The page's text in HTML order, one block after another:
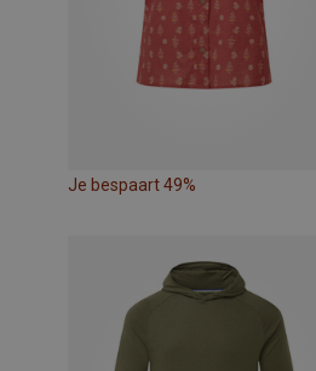
Je bespaart 49%